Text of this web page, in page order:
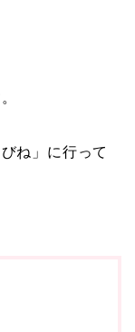
ね」に行って